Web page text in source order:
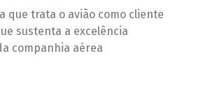
que trata o avião como cliente
sustenta a excelência
companhia aérea